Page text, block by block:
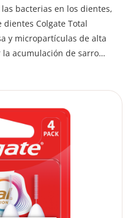
bacterias en los dientes,
Colgate Total
y micropartículas de alta
acumulación de sarro